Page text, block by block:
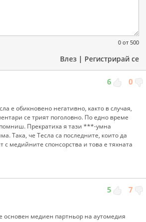
0 от 500
Влез | Регистрирай се
6 0
е обикновено негативно, както в случая,
се трият поголовно. По едно време
Прекратиха я тази ***-умна
Така, че Тесла са последните, които да
медийните спонсорства и това е тяхната
5 7
основен медиен партньор на аутомедия